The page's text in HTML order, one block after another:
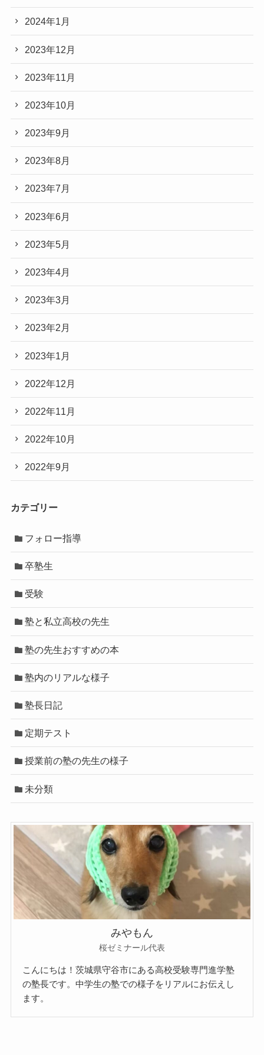
2024年1月
2023年12月
2023年11月
2023年10月
2023年9月
2023年8月
2023年7月
2023年6月
2023年5月
2023年4月
2023年3月
2023年2月
2023年1月
2022年12月
2022年11月
2022年10月
2022年9月
カテゴリー
フォロー指導
卒塾生
受験
塾と私立高校の先生
塾の先生おすすめの本
塾内のリアルな様子
塾長日記
定期テスト
授業前の塾の先生の様子
未分類
みやもん
桜ゼミナール代表
こんにちは！茨城県守谷市にある高校受験専門進学塾
の塾長です。中学生の塾での様子をリアルにお伝えし
ます。